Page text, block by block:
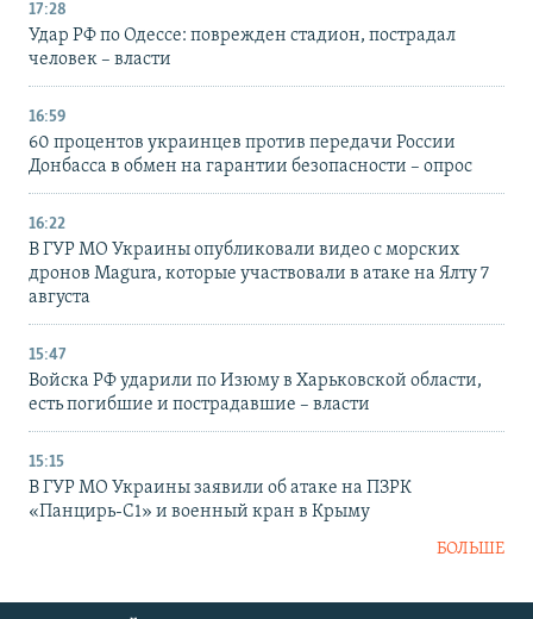
17:28
Удар РФ по Одессе: поврежден стадион, пострадал
человек – власти
16:59
60 процентов украинцев против передачи России
Донбасса в обмен на гарантии безопасности – опрос
16:22
В ГУР МО Украины опубликовали видео с морских
дронов Magura, которые участвовали в атаке на Ялту 7
августа
15:47
Войска РФ ударили по Изюму в Харьковской области,
есть погибшие и пострадавшие – власти
15:15
В ГУР МО Украины заявили об атаке на ПЗРК
«Панцирь-С1» и военный кран в Крыму
БОЛЬШЕ